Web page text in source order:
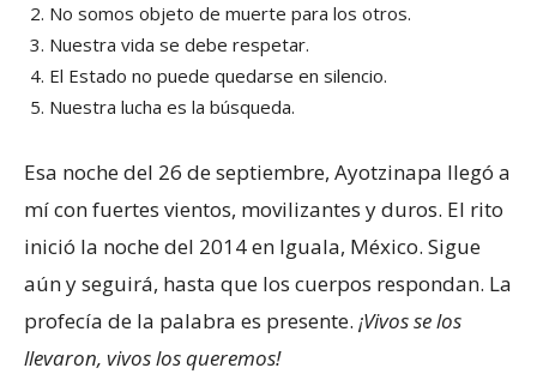
No somos objeto de muerte para los otros.
Nuestra vida se debe respetar.
El Estado no puede quedarse en silencio.
Nuestra lucha es la búsqueda.
Esa noche del 26 de septiembre, Ayotzinapa llegó a
mí con fuertes vientos, movilizantes y duros. El rito
inició la noche del 2014 en Iguala, México. Sigue
aún y seguirá, hasta que los cuerpos respondan. La
profecía de la palabra es presente. ¡Vivos se los
llevaron, vivos los queremos!